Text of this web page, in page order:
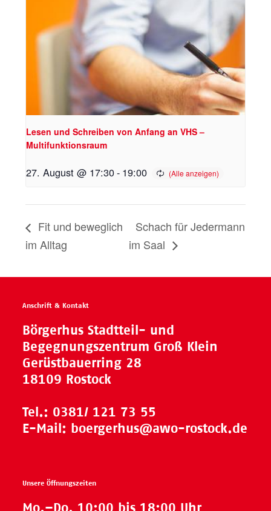
Lesen und Schreiben von Anfang an VHS –
Multifunktionsraum
27. August @ 17:30- 19:00
Fit und beweglich
im Alltag
Schach für Jedermann
im Saal
Anschrift & Kontakt
Börgerhus Stadtteil- und
Begegnungszentrum Groß Klein
Gerüstbauerring 28
18109 Rostock
Tel.: 0381/ 121 73 55
E-Mail: boergerhus@awo-rostock.de
Unsere Öffnungszeiten
Mo.–Do. 10:00 bis 18:00 Uhr